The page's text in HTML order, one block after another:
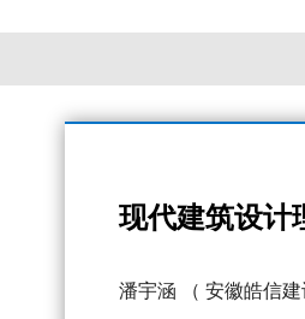
现代建筑设计
潘宇涵 （ 安徽皓信